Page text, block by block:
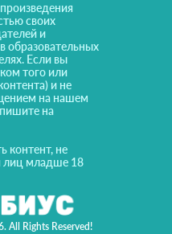
All Rights Reserved!
своих
и
образовательных
Если вы
того или
и не
на нашем
на
контент, не
лиц младше 18